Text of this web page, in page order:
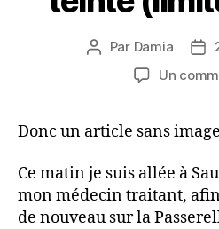
Auteur
l’article
Par Damia
Un
Donc un article sans
Ce matin je suis allée à
mon médecin traitant,
de nouveau sur la